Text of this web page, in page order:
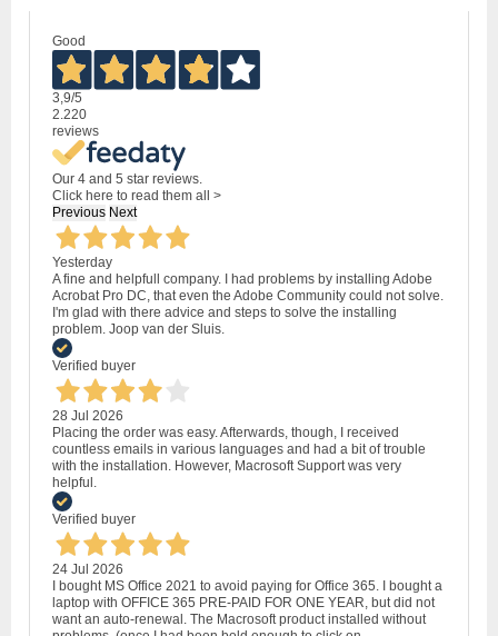
Good
3,9/5
2.220
reviews
Our 4 and 5 star reviews.
Click here to read them all >
Previous Next
Yesterday
A fine and helpfull company. I had problems by installing Adobe
Acrobat Pro DC, that even the Adobe Community could not solve.
I'm glad with there advice and steps to solve the installing
problem. Joop van der Sluis.
Verified buyer
28 Jul 2026
Placing the order was easy. Afterwards, though, I received
countless emails in various languages and had a bit of trouble
with the installation. However, Macrosoft Support was very
helpful.
Verified buyer
24 Jul 2026
I bought MS Office 2021 to avoid paying for Office 365. I bought a
laptop with OFFICE 365 PRE-PAID FOR ONE YEAR, but did not
want an auto-renewal. The Macrosoft product installed without